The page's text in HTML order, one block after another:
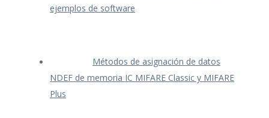
ejemplos de software
Métodos de asignación de datos
NDEF de memoria IC MIFARE Classic y MIFARE
Plus